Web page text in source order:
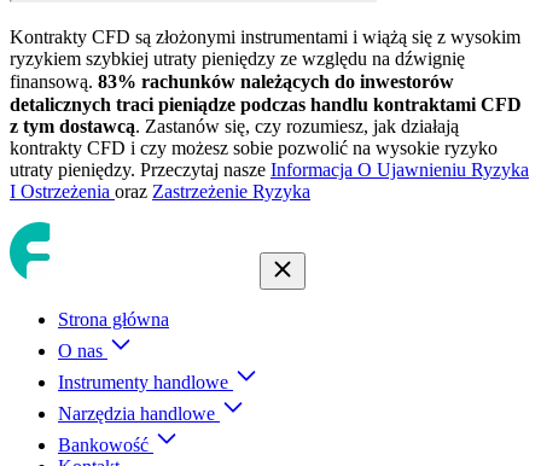
Kontrakty CFD są złożonymi instrumentami i wiążą się z wysokim
ryzykiem szybkiej utraty pieniędzy ze względu na dźwignię
finansową. 83% rachunków należących do inwestorów
detalicznych traci pieniądze podczas handlu kontraktami CFD
z tym dostawcą. Zastanów się, czy rozumiesz, jak działają
kontrakty CFD i czy możesz sobie pozwolić na wysokie ryzyko
utraty pieniędzy. Przeczytaj nasze Informacja O Ujawnieniu Ryzyka
I Ostrzeżenia oraz Zastrzeżenie Ryzyka
Strona główna
O nas
Instrumenty handlowe
Narzędzia handlowe
Bankowość